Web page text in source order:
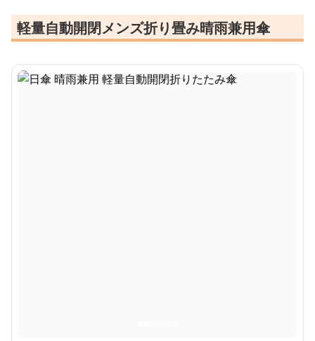
軽量自動開閉メンズ折り畳み晴雨兼用傘